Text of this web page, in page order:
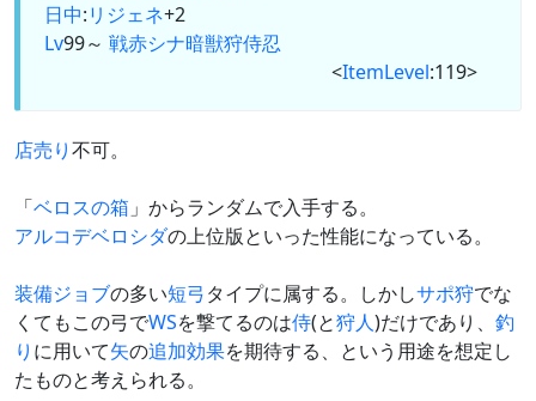
日中:リジェネ+2
Lv99～ 戦赤シナ暗獣狩侍忍
<ItemLevel:119>
店売り不可。
「ベロスの箱 」からランダムで入手する。
アルコデベロシダの上位版といった性能になっている。
装備ジョブの多い短弓タイプに属する。しかしサポ狩でな
くてもこの弓でWSを撃てるのは侍(と狩人)だけであり、 釣
り に用いて矢の追加効果を期待する、という用途を想定し
たものと考えられる。